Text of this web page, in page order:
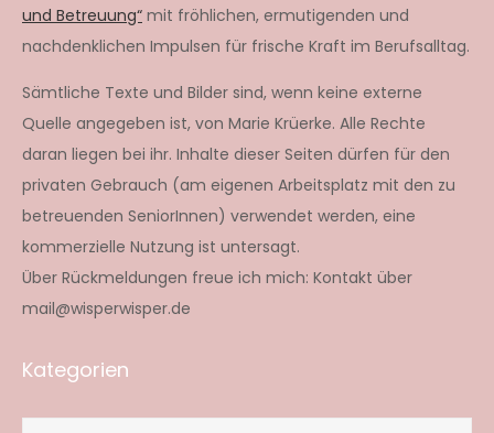
und Betreuung“ mit fröhlichen, ermutigenden und
nachdenklichen Impulsen für frische Kraft im Berufsalltag.
Sämtliche Texte und Bilder sind, wenn keine externe
Quelle angegeben ist, von Marie Krüerke. Alle Rechte
daran liegen bei ihr. Inhalte dieser Seiten dürfen für den
privaten Gebrauch (am eigenen Arbeitsplatz mit den zu
betreuenden SeniorInnen) verwendet werden, eine
kommerzielle Nutzung ist untersagt.
Über Rückmeldungen freue ich mich: Kontakt über
mail@wisperwisper.de
Kategorien